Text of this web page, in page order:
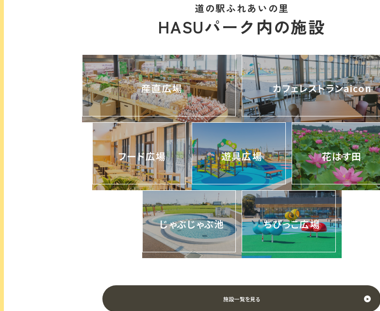
道の駅ふれあいの里
HASUパーク内の施設
産直広場 カフェレストランaicon
フード広場 遊具広場 花はす田
じゃぶじゃぶ池 ちびっこ広場
施設一覧を見る